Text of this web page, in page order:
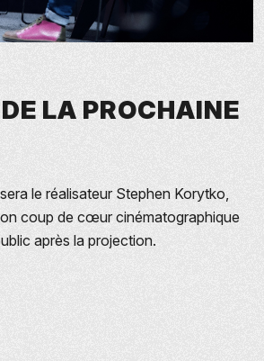
LA PROCHAINE
le réalisateur Stephen Korytko,
coup de cœur cinématographique
après la projection.